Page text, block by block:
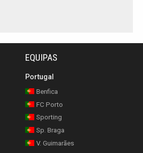
EQUIPAS
Portugal
Benfica
FC Porto
Sporting
Sp. Braga
V. Guimarães